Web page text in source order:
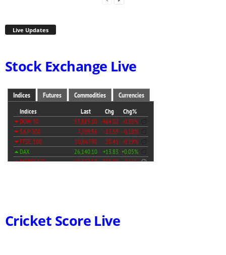
Live Updates
Stock Exchange Live
Cricket Score Live